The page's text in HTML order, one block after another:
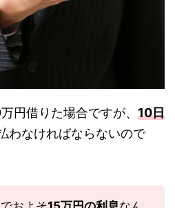
円借りた場合ですが、 10日
わなければならないので